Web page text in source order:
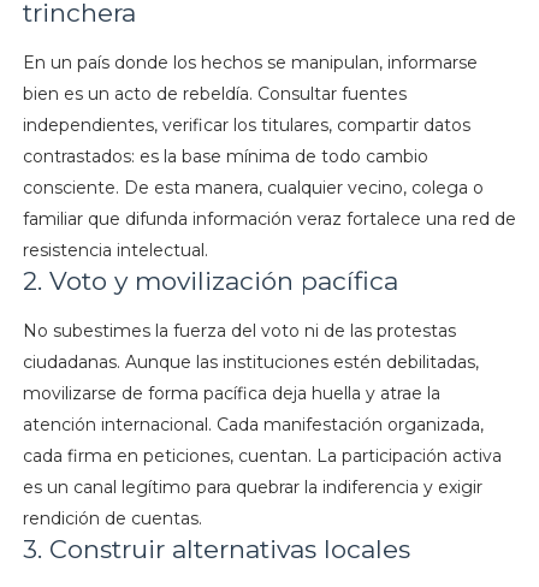
trinchera
En un país donde los hechos se manipulan, informarse
bien es un acto de rebeldía. Consultar fuentes
independientes, verificar los titulares, compartir datos
contrastados: es la base mínima de todo cambio
consciente. De esta manera, cualquier vecino, colega o
familiar que difunda información veraz fortalece una red de
resistencia intelectual.
2. Voto y movilización pacífica
No subestimes la fuerza del voto ni de las protestas
ciudadanas. Aunque las instituciones estén debilitadas,
movilizarse de forma pacífica deja huella y atrae la
atención internacional. Cada manifestación organizada,
cada firma en peticiones, cuentan. La participación activa
es un canal legítimo para quebrar la indiferencia y exigir
rendición de cuentas.
3. Construir alternativas locales